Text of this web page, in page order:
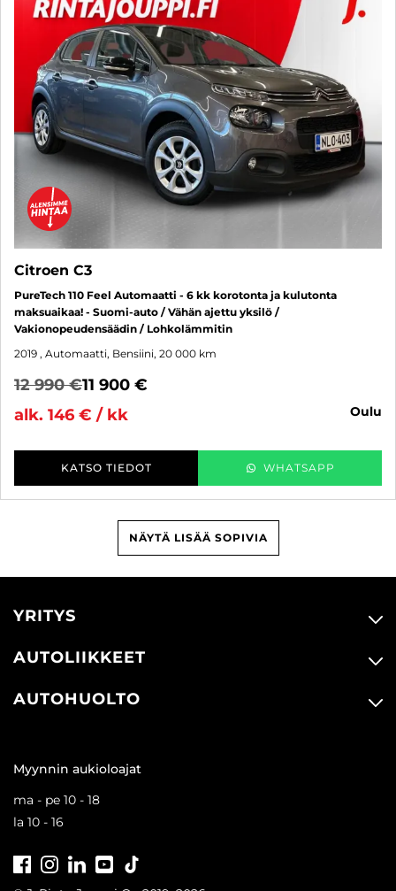
Citroen C3
PureTech 110 Feel Automaatti - 6 kk korotonta ja kulutonta
maksuaikaa! - Suomi-auto / Vähän ajettu yksilö /
Vakionopeudensäädin / Lohkolämmitin
2019 , Automaatti, Bensiini, 20 000 km
12 990 €11 900 €
alk. 146 € / kk
oulu
KATSO TIEDOT WHATSAPP
NÄYTÄ LISÄÄ SOPIVIA
YRITYS
AUTOLIIKKEET
AUTOHUOLTO
Myynnin aukioloajat
ma - pe 10 - 18
la 10 - 16
FacebookInstagramLinkedInYoutube